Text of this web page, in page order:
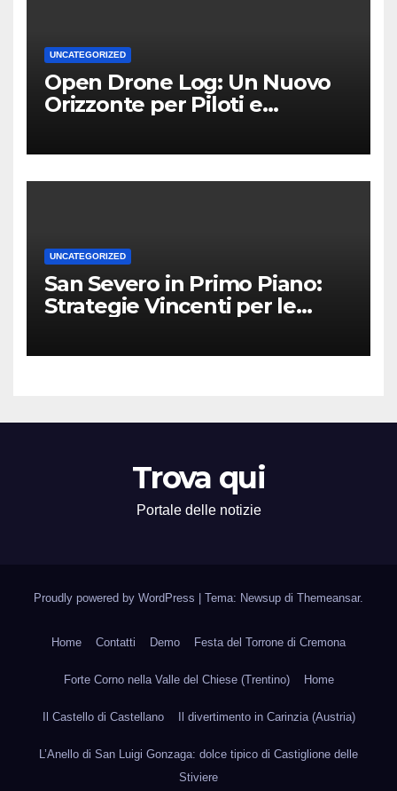
UNCATEGORIZED
Open Drone Log: Un Nuovo
Orizzonte per Piloti e
UNCATEGORIZED
San Severo in Primo Piano:
Strategie Vincenti per le
Territorio
Trova qui
Portale delle notizie
Proudly powered by WordPress Tema: Newsup di Themeansar.
Home Contatti Demo Festa del Torrone di Cremona
Forte Corno nella Valle del Chiese (Trentino) Home
Il Castello di Castellano Il divertimento in Carinzia (Austria)
L’Anello di San Luigi Gonzaga: dolce tipico di Castiglione delle
Stiviere